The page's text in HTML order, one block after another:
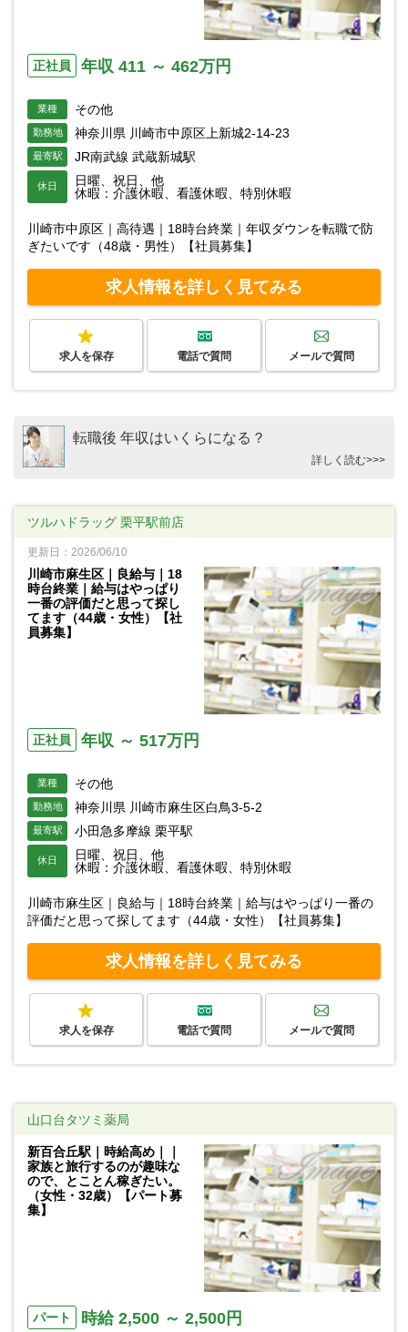
正社員 年収 411 ～ 462万円
業種 その他
勤務地 神奈川県 川崎市中原区上新城2-14-23
最寄駅 JR南武線 武蔵新城駅
休日
日曜、祝日、他
休暇：介護休暇、看護休暇、特別休暇
川崎市中原区｜高待遇｜18時台終業｜年収ダウンを転職で防
ぎたいです（48歳・男性）【社員募集】
求人情報を詳しく見てみる
求人を保存 電話で質問 メールで質問
転職後 年収はいくらになる？
詳しく読む>>>
ツルハドラッグ 栗平駅前店
更新日：2026/06/10
川崎市麻生区｜良給与｜18
時台終業｜給与はやっぱり
一番の評価だと思って探し
てます（44歳・女性）【社
員募集】
正社員 年収 ～ 517万円
業種 その他
勤務地 神奈川県 川崎市麻生区白鳥3-5-2
最寄駅 小田急多摩線 栗平駅
休日
日曜、祝日、他
休暇：介護休暇、看護休暇、特別休暇
川崎市麻生区｜良給与｜18時台終業｜給与はやっぱり一番の
評価だと思って探してます（44歳・女性）【社員募集】
求人情報を詳しく見てみる
求人を保存 電話で質問 メールで質問
山口台タツミ薬局
新百合丘駅｜時給高め｜｜
家族と旅行するのが趣味な
ので、とことん稼ぎたい。
（女性・32歳）【パート募
集】
パート 時給 2,500 ～ 2,500円